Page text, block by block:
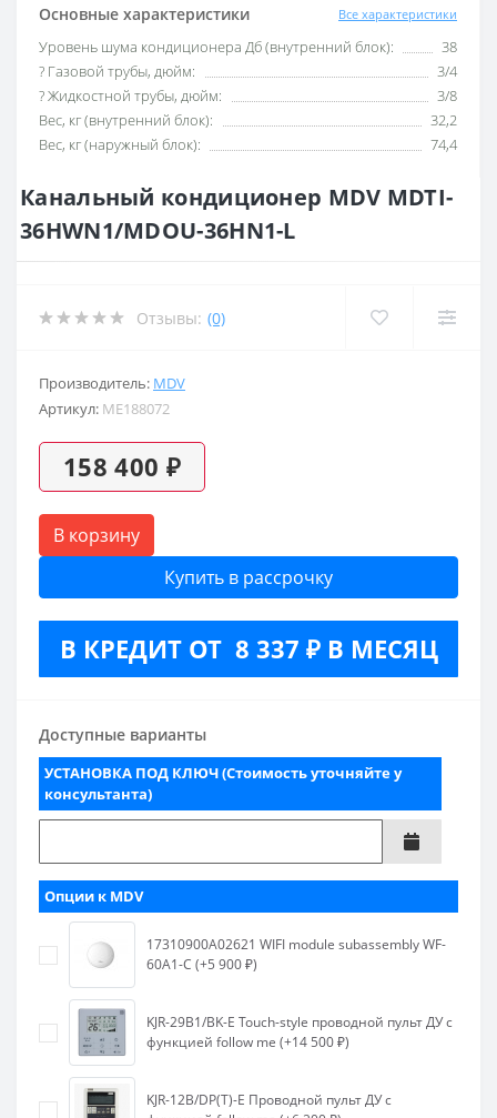
Основные характеристики Все характеристики
Уровень шума кондиционера Дб (внутренний блок):
38
? Газовой трубы, дюйм:
3/4
? Жидкостной трубы, дюйм:
3/8
Вес, кг (внутренний блок):
32,2
Вес, кг (наружный блок):
74,4
Канальный кондиционер MDV MDTI-
36HWN1/MDOU-36HN1-L
Отзывы: (0)
Производитель: MDV
Артикул: ME188072
158 400 ₽
В корзину
Купить в рассрочку
В КРЕДИТ ОТ 8 337 ₽ В МЕСЯЦ
Доступные варианты
УСТАНОВКА ПОД КЛЮЧ (Стоимость уточняйте у
консультанта)
Опции к MDV
17310900A02621 WIFI module subassembly WF-
60A1-C (+5 900 ₽)
KJR-29B1/BK-E Touch-style проводной пульт ДУ с
функцией follow me (+14 500 ₽)
KJR-12B/DP(T)-E Проводной пульт ДУ с